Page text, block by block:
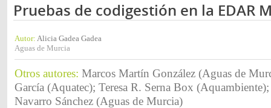
Pruebas de codigestión en la EDAR
Autor: Alicia Gadea Gadea
Aguas de Murcia
Otros autores: Marcos Martín González (Aguas de
García (Aquatec); Teresa R. Serna Box
Navarro Sánchez (Aguas de Murcia)